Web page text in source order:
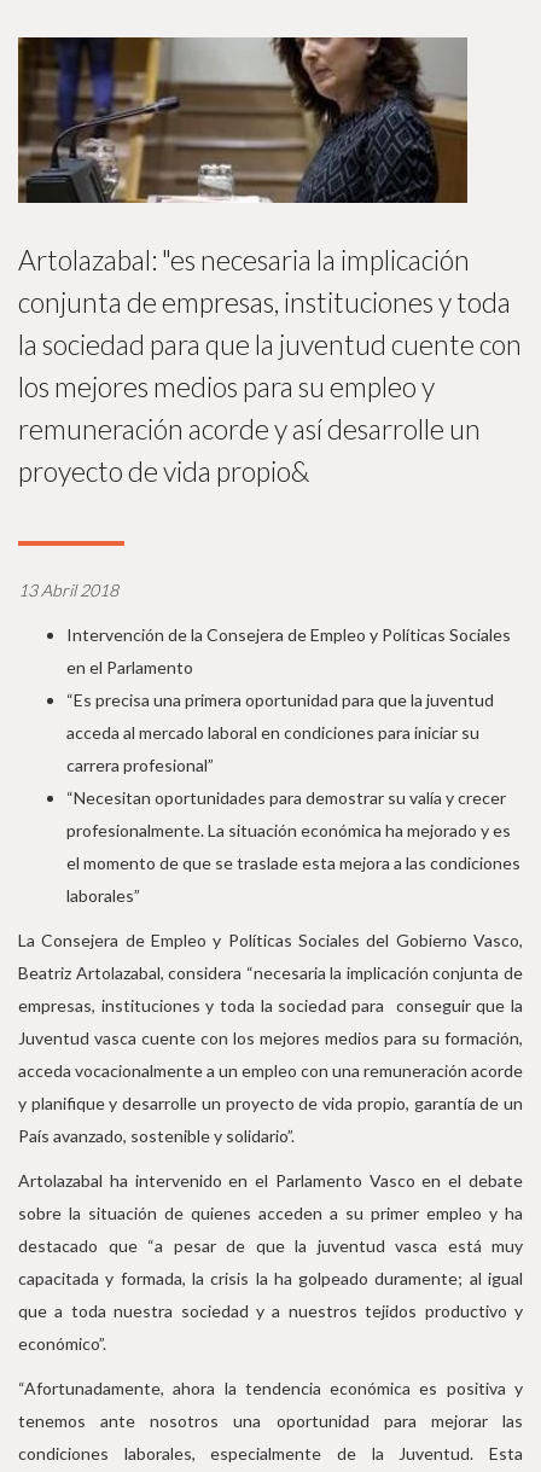
Artolazabal: "es necesaria la implicación
conjunta de empresas, instituciones y toda
la sociedad para que la juventud cuente con
los mejores medios para su empleo y
remuneración acorde y así desarrolle un
proyecto de vida propio&
13 Abril 2018
Intervención de la Consejera de Empleo y Políticas Sociales
en el Parlamento
“Es precisa una primera oportunidad para que la juventud
acceda al mercado laboral en condiciones para iniciar su
carrera profesional”
“Necesitan oportunidades para demostrar su valía y crecer
profesionalmente. La situación económica ha mejorado y es
el momento de que se traslade esta mejora a las condiciones
laborales”
La Consejera de Empleo y Políticas Sociales del Gobierno Vasco,
Beatriz Artolazabal, considera “necesaria la implicación conjunta de
empresas, instituciones y toda la sociedad para conseguir que la
Juventud vasca cuente con los mejores medios para su formación,
acceda vocacionalmente a un empleo con una remuneración acorde
y planifique y desarrolle un proyecto de vida propio, garantía de un
País avanzado, sostenible y solidario”.
Artolazabal ha intervenido en el Parlamento Vasco en el debate
sobre la situación de quienes acceden a su primer empleo y ha
destacado que “a pesar de que la juventud vasca está muy
capacitada y formada, la crisis la ha golpeado duramente; al igual
que a toda nuestra sociedad y a nuestros tejidos productivo y
económico”.
“Afortunadamente, ahora la tendencia económica es positiva y
tenemos ante nosotros una oportunidad para mejorar las
condiciones laborales, especialmente de la Juventud. Esta